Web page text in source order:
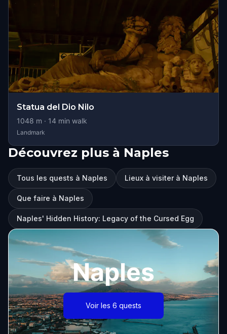
Statua del Dio Nilo
1048 m · 14 min walk
Landmark
Découvrez plus à Naples
Tous les quests à Naples Lieux à visiter à Naples
Que faire à Naples
Naples' Hidden History: Legacy of the Cursed Egg
Naples
Voir les 6 quests